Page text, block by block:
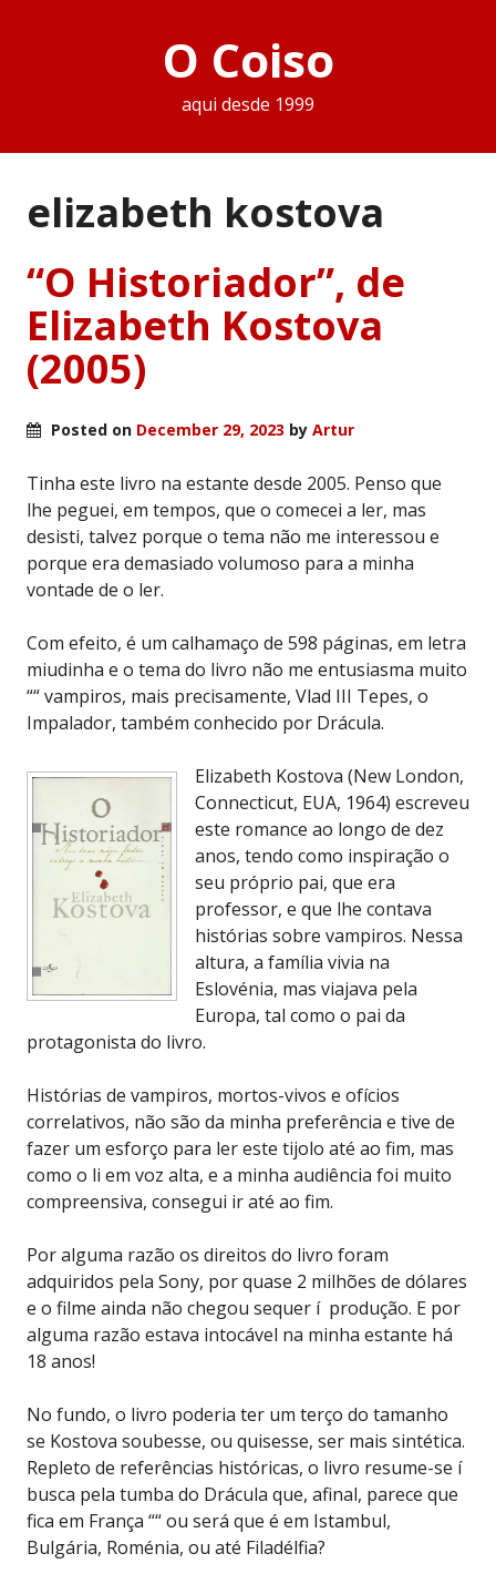
O Coiso
aqui desde 1999
elizabeth kostova
“O Historiador”, de
Elizabeth Kostova
(2005)
Posted on December 29, 2023 by Artur
Tinha este livro na estante desde 2005. Penso que
lhe peguei, em tempos, que o comecei a ler, mas
desisti, talvez porque o tema não me interessou e
porque era demasiado volumoso para a minha
vontade de o ler.
Com efeito, é um calhamaço de 598 páginas, em letra
miudinha e o tema do livro não me entusiasma muito
““ vampiros, mais precisamente, Vlad III Tepes, o
Impalador, também conhecido por Drácula.
Elizabeth Kostova (New London,
Connecticut, EUA, 1964) escreveu
este romance ao longo de dez
anos, tendo como inspiração o
seu próprio pai, que era
professor, e que lhe contava
histórias sobre vampiros. Nessa
altura, a família vivia na
Eslovénia, mas viajava pela
Europa, tal como o pai da
protagonista do livro.
Histórias de vampiros, mortos-vivos e ofícios
correlativos, não são da minha preferência e tive de
fazer um esforço para ler este tijolo até ao fim, mas
como o li em voz alta, e a minha audiência foi muito
compreensiva, consegui ir até ao fim.
Por alguma razão os direitos do livro foram
adquiridos pela Sony, por quase 2 milhões de dólares
e o filme ainda não chegou sequer í produção. E por
alguma razão estava intocável na minha estante há
18 anos!
No fundo, o livro poderia ter um terço do tamanho
se Kostova soubesse, ou quisesse, ser mais sintética.
Repleto de referências históricas, o livro resume-se í
busca pela tumba do Drácula que, afinal, parece que
fica em França ““ ou será que é em Istambul,
Bulgária, Roménia, ou até Filadélfia?